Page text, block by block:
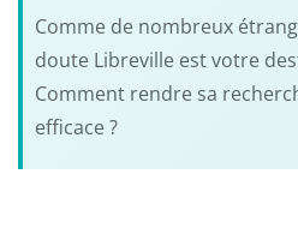
Comme de nombreux
doute Libreville est votre
Comment rendre sa
efficace ?